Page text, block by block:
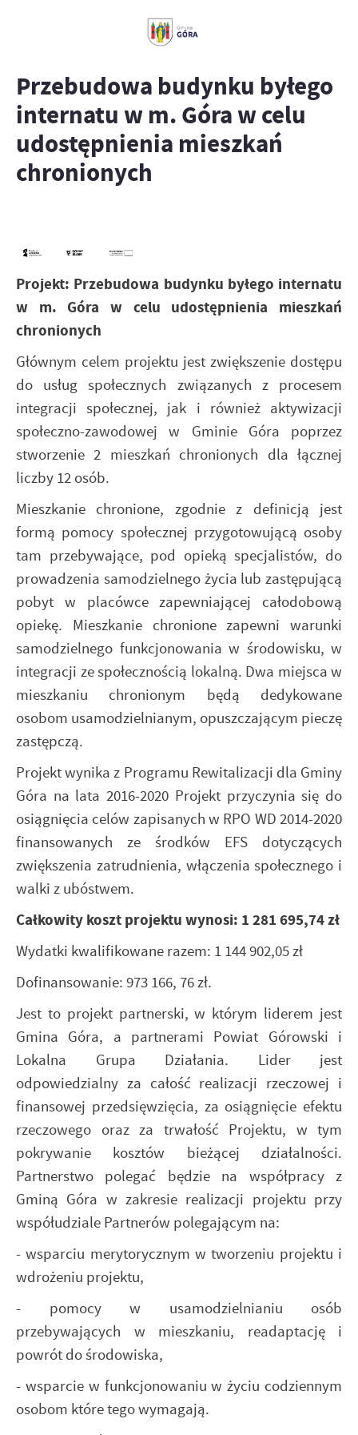
Przebudowa budynku byłego
internatu w m. Góra w celu
udostępnienia mieszkań
chronionych
Projekt: Przebudowa budynku byłego internatu
w m. Góra w celu udostępnienia mieszkań
chronionych
Głównym celem projektu jest zwiększenie dostępu
do usług społecznych związanych z procesem
integracji społecznej, jak i również aktywizacji
społeczno-zawodowej w Gminie Góra poprzez
stworzenie 2 mieszkań chronionych dla łącznej
liczby 12 osób.
Mieszkanie chronione, zgodnie z definicją jest
formą pomocy społecznej przygotowującą osoby
tam przebywające, pod opieką specjalistów, do
prowadzenia samodzielnego życia lub zastępującą
pobyt w placówce zapewniającej całodobową
opiekę. Mieszkanie chronione zapewni warunki
samodzielnego funkcjonowania w środowisku, w
integracji ze społecznością lokalną. Dwa miejsca w
mieszkaniu chronionym będą dedykowane
osobom usamodzielnianym, opuszczającym pieczę
zastępczą.
Projekt wynika z Programu Rewitalizacji dla Gminy
Góra na lata 2016-2020 Projekt przyczynia się do
osiągnięcia celów zapisanych w RPO WD 2014-2020
finansowanych ze środków EFS dotyczących
zwiększenia zatrudnienia, włączenia społecznego i
walki z ubóstwem.
Całkowity koszt projektu wynosi: 1 281 695,74 zł
Wydatki kwalifikowane razem: 1 144 902,05 zł
Dofinansowanie: 973 166, 76 zł.
Jest to projekt partnerski, w którym liderem jest
Gmina Góra, a partnerami Powiat Górowski i
Lokalna Grupa Działania. Lider jest
odpowiedzialny za całość realizacji rzeczowej i
finansowej przedsięwzięcia, za osiągnięcie efektu
rzeczowego oraz za trwałość Projektu, w tym
pokrywanie kosztów bieżącej działalności.
Partnerstwo polegać będzie na współpracy z
Gminą Góra w zakresie realizacji projektu przy
współudziale Partnerów polegającym na:
- wsparciu merytorycznym w tworzeniu projektu i
wdrożeniu projektu,
- pomocy w usamodzielnianiu osób
przebywających w mieszkaniu, readaptację i
powrót do środowiska,
- wsparcie w funkcjonowaniu w życiu codziennym
osobom które tego wymagają.